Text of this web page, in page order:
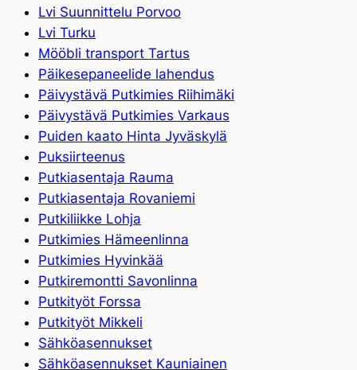
Lvi Suunnittelu Porvoo
Lvi Turku
Mööbli transport Tartus
Päikesepaneelide lahendus
Päivystävä Putkimies Riihimäki
Päivystävä Putkimies Varkaus
Puiden kaato Hinta Jyväskylä
Puksiirteenus
Putkiasentaja Rauma
Putkiasentaja Rovaniemi
Putkiliikke Lohja
Putkimies Hämeenlinna
Putkimies Hyvinkää
Putkiremontti Savonlinna
Putkityöt Forssa
Putkityöt Mikkeli
Sähköasennukset
Sähköasennukset Kauniainen